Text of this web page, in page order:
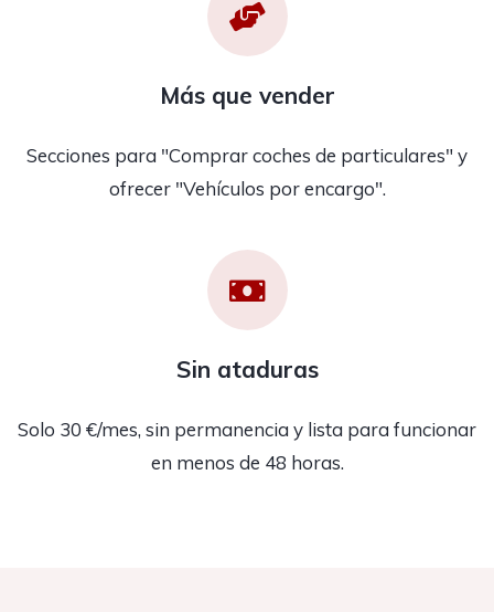
Más que vender
Secciones para "Comprar coches de particulares" y
ofrecer "Vehículos por encargo".
Sin ataduras
Solo 30 €/mes, sin permanencia y lista para funcionar
en menos de 48 horas.